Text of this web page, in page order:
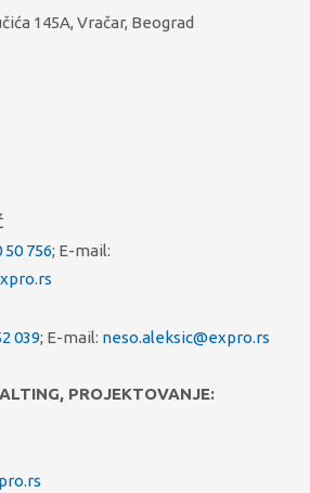
145A, Vračar, Beograd
50 756; E-mail:
039; E-mail: neso.aleksic@expro.rs
PROJEKTOVANJE: